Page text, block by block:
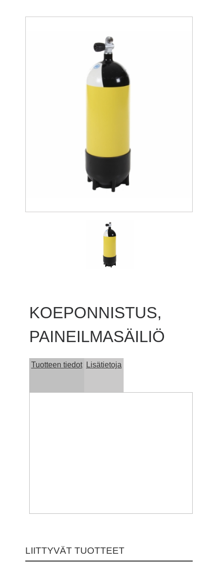
KOEPONNISTUS,
PAINEILMASÄILIÖ
Tuotteen tiedot Lisätietoja
LIITTYVÄT TUOTTEET